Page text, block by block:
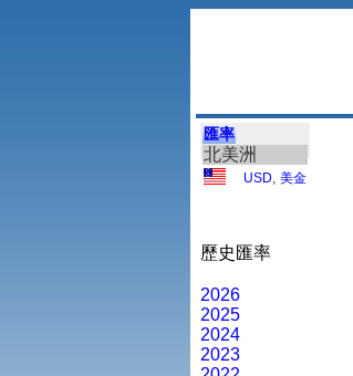
匯率
北美洲
USD 美金
歷史匯率
2026
2025
2024
2023